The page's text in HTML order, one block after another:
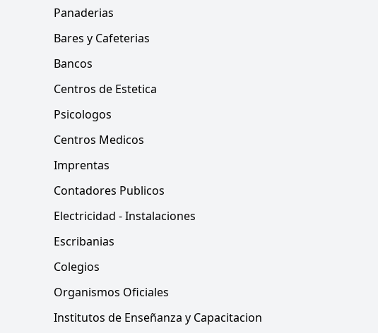
Panaderias
Bares y Cafeterias
Bancos
Centros de Estetica
Psicologos
Centros Medicos
Imprentas
Contadores Publicos
Electricidad - Instalaciones
Escribanias
Colegios
Organismos Oficiales
Institutos de Enseñanza y Capacitacion